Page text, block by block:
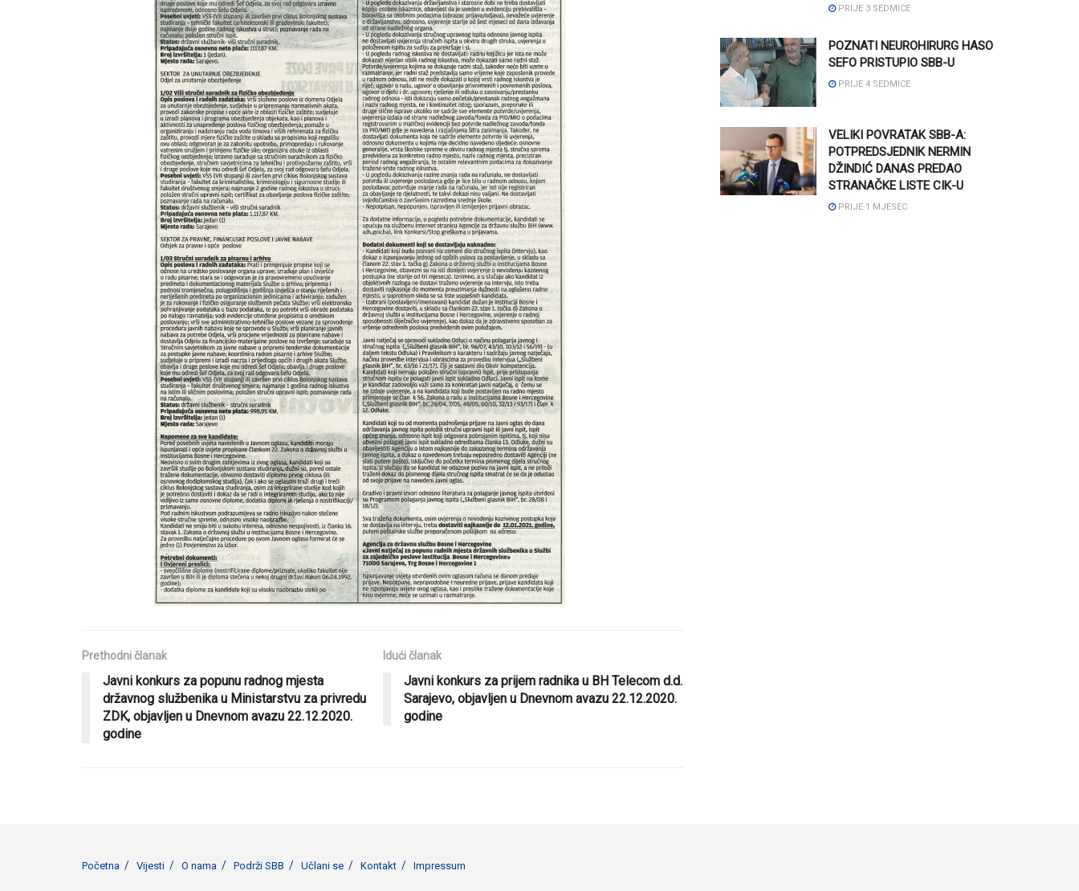
Prethodni članak
Javni konkurs za popunu radnog mjesta
državnog službenika u Ministarstvu za privredu
ZDK, objavljen u Dnevnom avazu 22.12.2020.
godine
Idući članak
Javni konkurs za prijem radnika u BH Telecom d.d.
Sarajevo, objavljen u Dnevnom avazu 22.12.2020.
godine
PRIJE 3 SEDMICE
POZNATI NEUROHIRURG HASO
SEFO PRISTUPIO SBB-U
PRIJE 4 SEDMICE
VELIKI POVRATAK SBB-A:
POTPREDSJEDNIK NERMIN
DŽINDIĆ DANAS PREDAO
STRANAČKE LISTE CIK-U
PRIJE 1 MJESEC
Početna Vijesti O nama Podrži SBB Učlani se Kontakt Impressum